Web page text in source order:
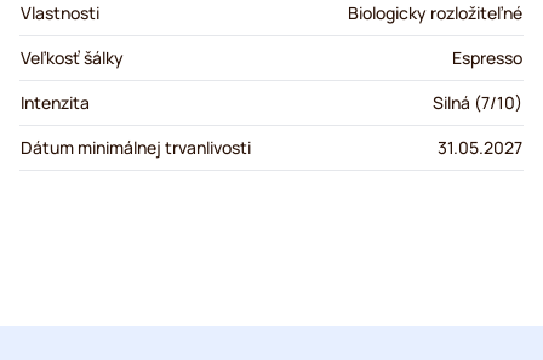
Vlastnosti
Biologicky rozložiteľné
Veľkosť šálky
Espresso
Intenzita
Silná (7/10)
Dátum minimálnej trvanlivosti
31.05.2027